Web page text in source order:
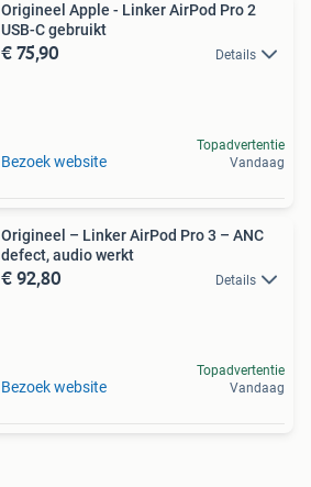
Origineel Apple - Linker AirPod Pro 2
USB-C gebruikt
€ 75,90 Details
Bezoek website
Topadvertentie
Vandaag
Origineel – Linker AirPod Pro 3 – ANC
defect, audio werkt
€ 92,80 Details
Bezoek website
Topadvertentie
Vandaag